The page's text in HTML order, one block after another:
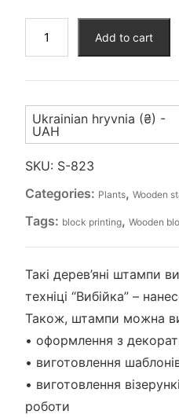
(S-
823)
quantity
Add to cart
Ukrainian hryvnia (₴) -
UAH
SKU: S-823
Categories: Plants, Wooden
Tags: block printing, Wooden
Такі дерев’яні штампи
техніці “Вибійка” –
Також, штампи можна
• оформлення з
• виготовлення
• виготовлення
роботи